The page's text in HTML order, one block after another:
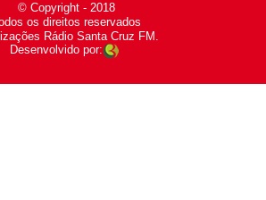
© Copyright - 2018
-
os direitos reservados
-
Rádio Santa Cruz FM.
Desenvolvido por: